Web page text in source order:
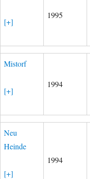
[+]
1995
Mistorf
[+]
1994
Neu
Heinde
[+]
1994